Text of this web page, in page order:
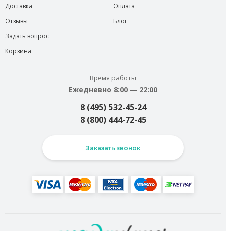
Доставка
Отзывы
Задать вопрос
Корзина
Оплата
Блог
Время работы
Ежедневно 8:00 — 22:00
8 (495) 532-45-24
8 (800) 444-72-45
Заказать звонок